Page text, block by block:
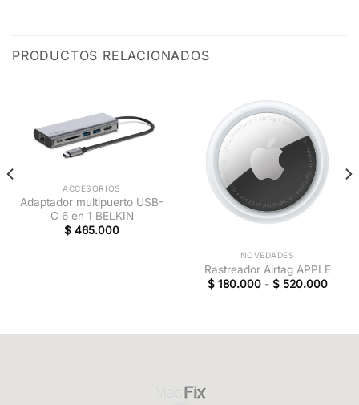
PRODUCTOS RELACIONADOS
ACCESORIOS
Adaptador multipuerto USB-
C 6 en 1 BELKIN
$ 465.000
NOVEDADES
Rastreador Airtag APPLE
$180.000 - $520.000